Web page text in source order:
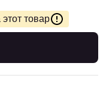
товар